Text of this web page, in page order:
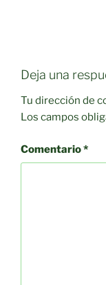
Deja una
Tu dirección de
Los campos
Comentario*